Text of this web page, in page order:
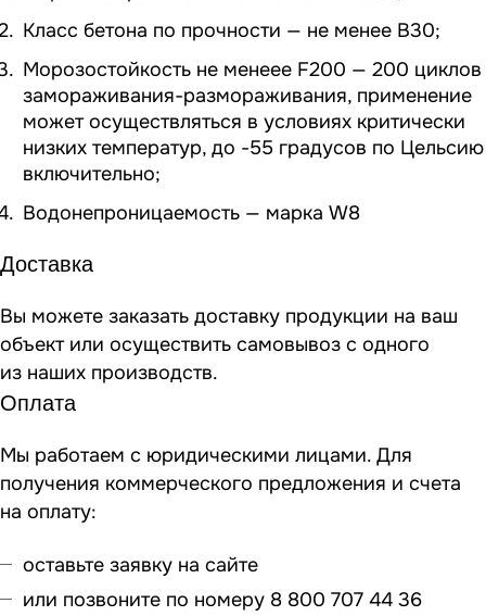
Класс бетона по прочности — не менее В30;
Морозостойкость не менеее F200 — 200 циклов
замораживания-размораживания, применение
может осуществляться в условиях критически
низких температур, до -55 градусов по Цельсию
включительно;
Водонепроницаемость — марка W8
Доставка
Вы можете заказать доставку продукции на ваш
объект или осуществить самовывоз с одного
из наших производств.
Оплата
Мы работаем с юридическими лицами. Для
получения коммерческого предложения и счета
на оплату:
оставьте заявку на сайте
или позвоните по номеру 8 800 707 44 36